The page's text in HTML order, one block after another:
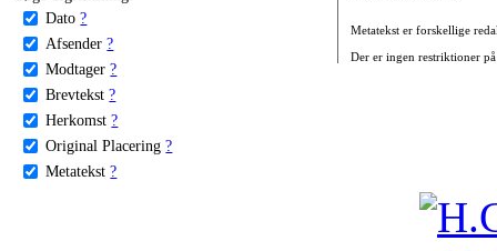
Dato ?
Afsender ?
Modtager ?
Brevtekst ?
Herkomst ?
Original Placering ?
Metatekst ?
Metatekst er forskellige
Der er ingen restriktioner